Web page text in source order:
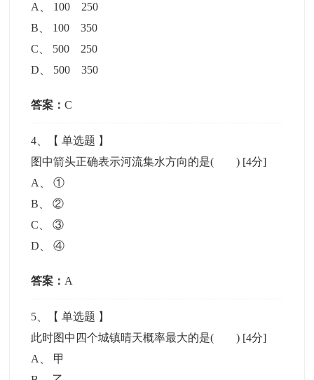
A
100 250
B
100 350
C
500 250
D
500 350
答案：C
4 、【单选题 】
图中箭头正确表示河流集水方向的是( ) [4分]
A
、①
B 、②
C 、③
D 、④
答案： A
5 、【单选题 】
此时图中四个城镇晴天概率最大的是( ) [4分]
A
甲